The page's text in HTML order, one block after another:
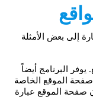
إلى بعض الأمثلة
البرنامج أيضاً
الموقع الخاصة
صفحة الموقع عبارة